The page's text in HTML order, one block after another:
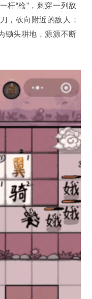
杆“枪”，刺穿一列敌
，砍向附近的敌人；
锄头耕地，源源不断